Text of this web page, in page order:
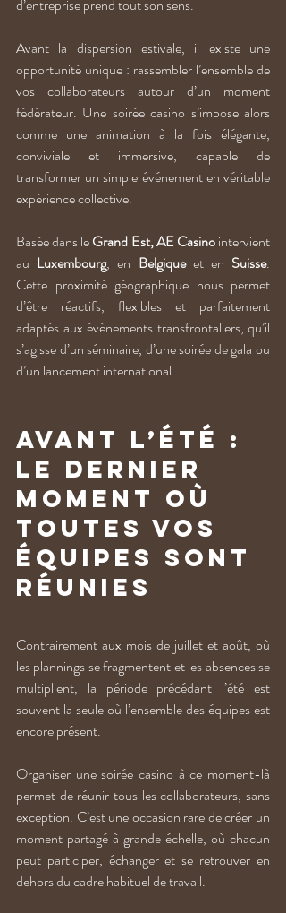
d’entreprise prend tout son sens.
Avant la dispersion estivale, il existe une
opportunité unique : rassembler l’ensemble de
vos collaborateurs autour d’un moment
fédérateur. Une soirée casino s’impose alors
comme une animation à la fois élégante,
conviviale et immersive, capable de
transformer un simple événement en véritable
expérience collective.
Basée dans le Grand Est, AE Casino intervient
au Luxembourg, en Belgique et en Suisse.
Cette proximité géographique nous permet
d’être réactifs, flexibles et parfaitement
adaptés aux événements transfrontaliers, qu’il
s’agisse d’un séminaire, d’une soirée de gala ou
d’un lancement international.
Avant l’été :
le dernier
moment où
toutes vos
équipes sont
réunies
Contrairement aux mois de juillet et août, où
les plannings se fragmentent et les absences se
multiplient, la période précédant l’été est
souvent la seule où l’ensemble des équipes est
encore présent.
Organiser une soirée casino à ce moment-là
permet de réunir tous les collaborateurs, sans
exception. C’est une occasion rare de créer un
moment partagé à grande échelle, où chacun
peut participer, échanger et se retrouver en
dehors du cadre habituel de travail.